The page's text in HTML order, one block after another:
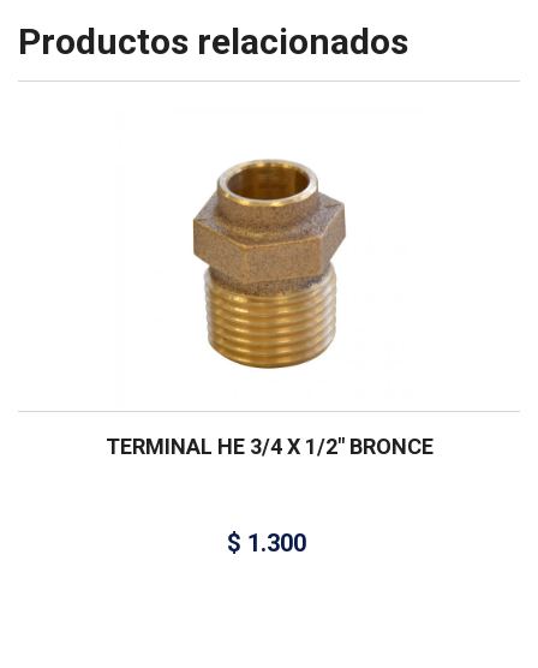
Productos relacionados
TERMINAL HE 3/4 X 1/2″ BRONCE
$ 1.300